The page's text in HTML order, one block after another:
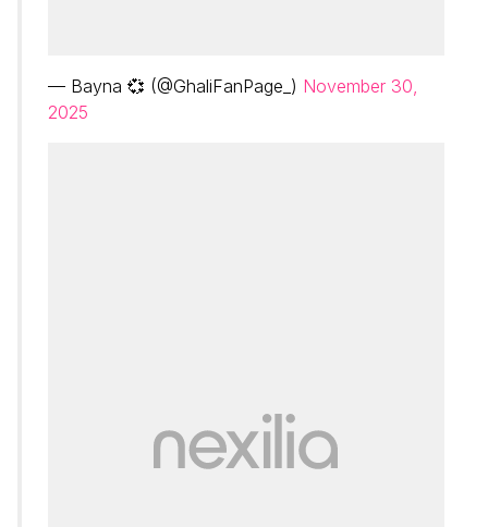
— Bayna 💞 (@GhaliFanPage_) November 30,
2025